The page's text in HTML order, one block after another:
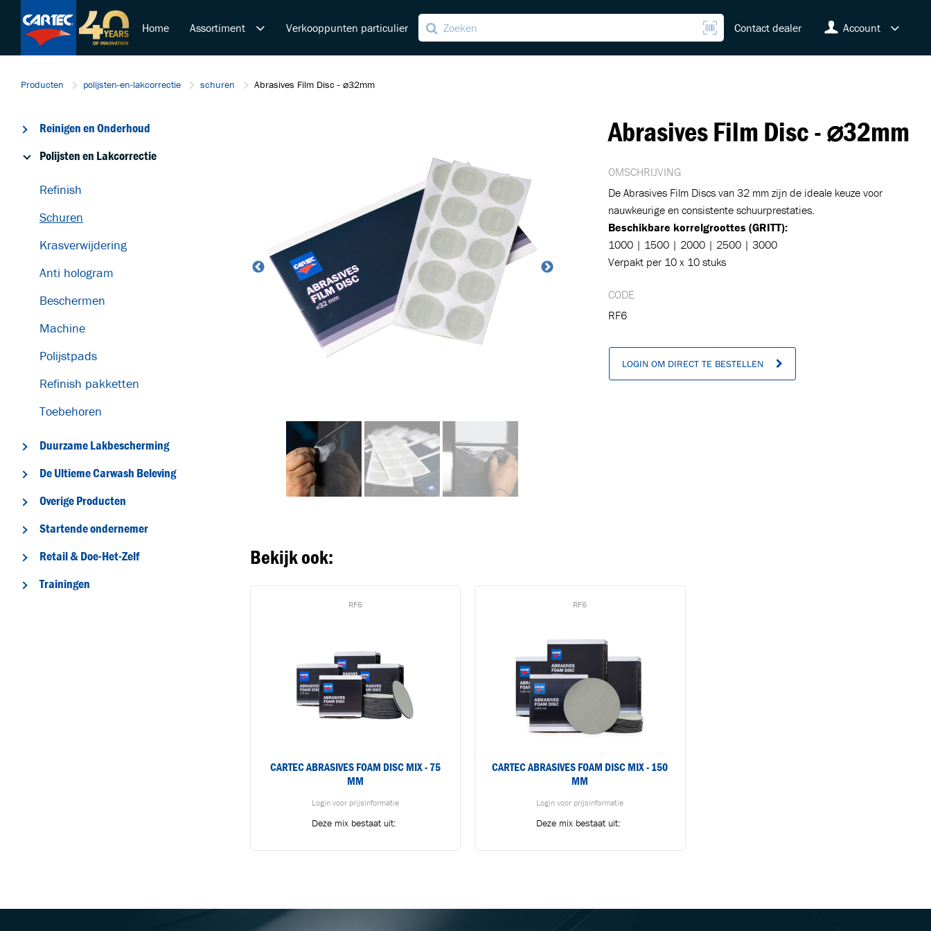
Home Assortiment
Polijsten en Lakcorrectie
Verkooppunten particulier Contact dealer Account
Producten polijsten-en-lakcorrectie schuren Abrasives Film Disc - ⌀32mm
Reinigen en Onderhoud
Polijsten en Lakcorrectie
Refinish
Schuren
Krasverwijdering
Anti hologram
Beschermen
Machine
Polijstpads
Refinish pakketten
Toebehoren
Duurzame Lakbescherming
De Ultieme Carwash Beleving
Overige Producten
Startende ondernemer
Retail & Doe-Het-Zelf
Trainingen
Abrasives Film Disc - ⌀32mm
OMSCHRIJVING
De Abrasives Film Discs van 32 mm zijn de ideale keuze voor
nauwkeurige en consistente schuurprestaties.
Beschikbare korrelgroottes (GRITT):
1000 | 1500 | 2000 | 2500 | 3000
Verpakt per 10 x 10 stuks
CODE
RF6
LOGIN OM DIRECT TE BESTELLEN
Bekijk ook:
RF6
CARTEC ABRASIVES FOAM DISC MIX - 75
MM
Login voor prijsinformatie
Deze mix bestaat uit:
Cartec Abrasives Foam Discs grit 1000 (75
RF6
CARTEC ABRASIVES FOAM DISC MIX - 150
MM
Login voor prijsinformatie
Deze mix bestaat uit:
Cartec Abrasives Foam Discs grit 1000
Toegevoegd aan winkelwagen
VERDER WINKELEN
BLIJF OP DE HOOGTE VIA ONZE NIEUWSBRIEF